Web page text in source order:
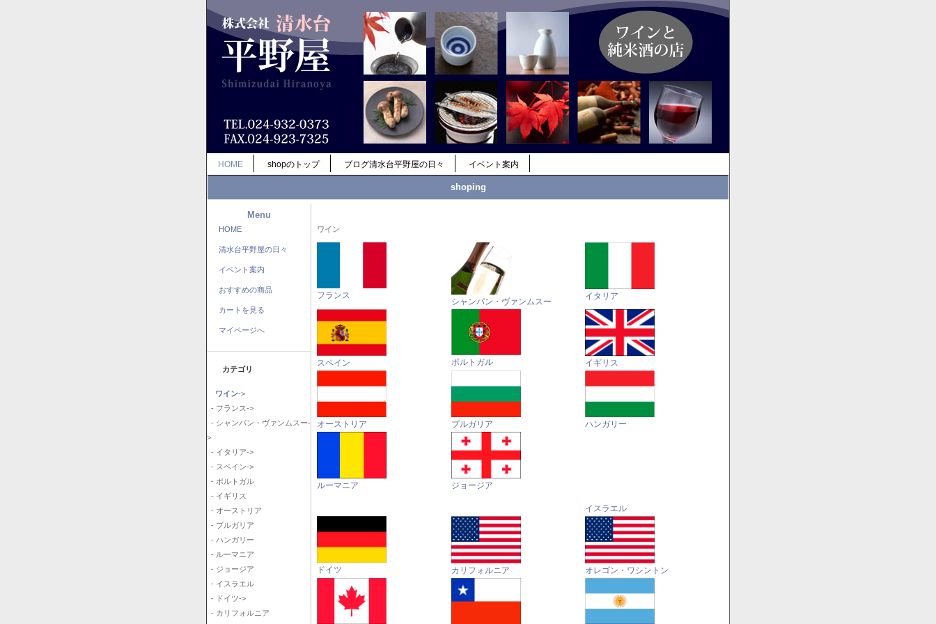
HOME shopのトップ ブログ清水台平野屋の日々 イベント案内
shoping
Menu
HOME
清水台平野屋の日々
イベント案内
おすすめの商品
カートを見る
マイページへ
カテゴリ
ワイン->
- フランス->
- シャンパン・ヴァンムスー-
>
- イタリア->
- スペイン->
- ポルトガル
- イギリス
- オーストリア
- ブルガリア
- ハンガリー
- ルーマニア
- ジョージア
- イスラエル
- ドイツ->
- カリフォルニア
ワイン
フランス
シャンパン・ヴァンムスー
イタリア
スペイン ポルトガル イギリス
オーストリア ブルガリア ハンガリー
ルーマニア ジョージア
イスラエル
ドイツ カリフォルニア オレゴン・ワシントン